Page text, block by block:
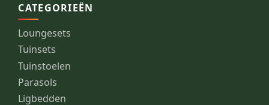
CATEGORIEËN
Loungesets
Tuinsets
Tuinstoelen
Parasols
Ligbedden